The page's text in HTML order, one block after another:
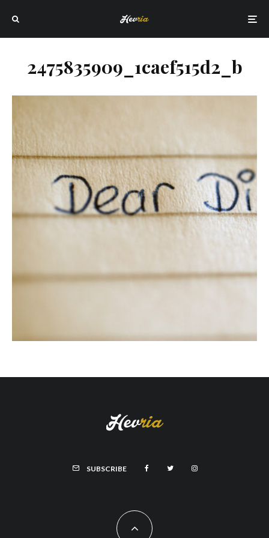
2475835909_1caef515d2_b
SUBSCRIBE